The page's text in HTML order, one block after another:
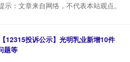
示：文章来自网络，不代表本站观点。
12315投诉公示】光明乳业新增10件
题等